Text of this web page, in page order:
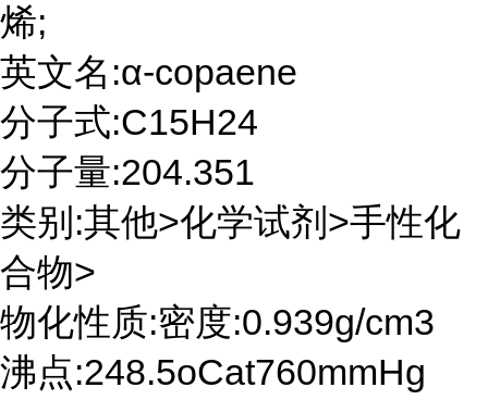
烯;
英文名:α-copaene
分子式:C15H24
分子量:204.351
类别:其他>化学试剂>手性化
合物>
物化性质:密度:0.939g/cm3
沸点:248.5oCat760mmHg